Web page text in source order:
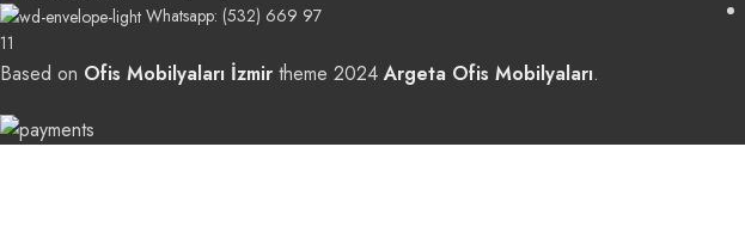
Whatsapp: (532) 669 97
11
Based on Ofis Mobilyaları İzmir theme 2024Argeta Ofis Mobilyaları.